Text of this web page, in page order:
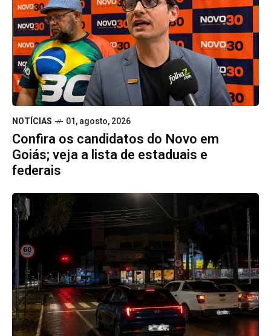
NOTÍCIAS 01, agosto, 2026
Confira os candidatos do Novo em
Goiás; veja a lista de estaduais e
federais